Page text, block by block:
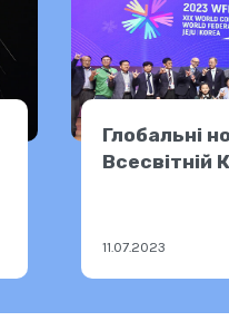
Глобальні
Всесвітній
11.07.2023